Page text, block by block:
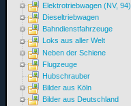
Elektrotriebwagen (NV, 94)
Dieseltriebwagen
Bahndienstfahrzeuge
Loks aus aller Welt
Neben der Schiene
Flugzeuge
Hubschrauber
Bilder aus Köln
Bilder aus Deutschland